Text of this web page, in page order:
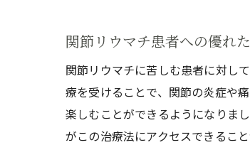
関節リウマチ患者への優れ
関節リウマチに苦しむ患者に対し
療を受けることで、関節の炎症や
楽しむことができるようになりま
がこの治療法にアクセスできること